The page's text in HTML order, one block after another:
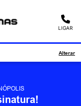
LIGAR
Alterar